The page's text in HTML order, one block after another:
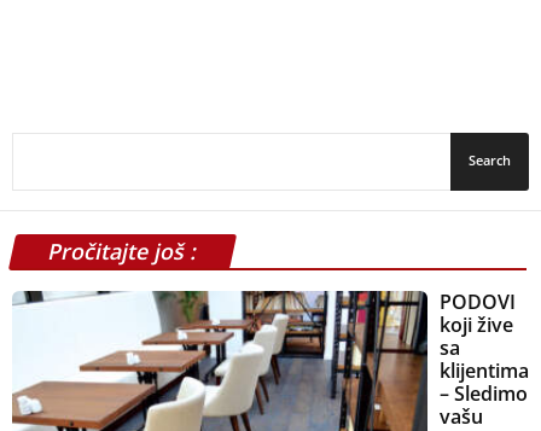
Pročitajte još :
PODOVI
koji žive
sa
klijentima
– Sledimo
vašu